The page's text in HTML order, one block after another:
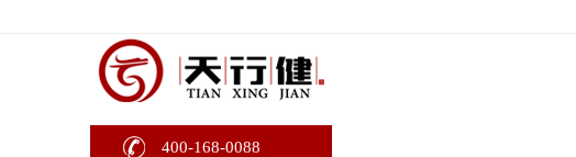
400-168-0088